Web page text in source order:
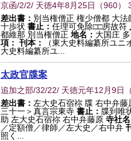
京函/2/2/ 天徳4年8月25日 （960）
差出書： 別当権僧正 権少僧都 大法
十歩状 書止： 任理可免除□□房故符
都維那 別当権僧正 地名： 大国庄
項： 刊本： （東大史料編纂所ユニ
大史料編纂所ユ...
太政官牒案
追加之部/32/22/ 天徳元年12月9日 （
差出書： 左大史石宿祢 牒 右中弁藤
三十一＞真言宗東寺 書止： 牒到唯
助 左大史石宿祢 右中弁藤原 寺社名
／定額僧／律師／左大史／右中弁
照く...